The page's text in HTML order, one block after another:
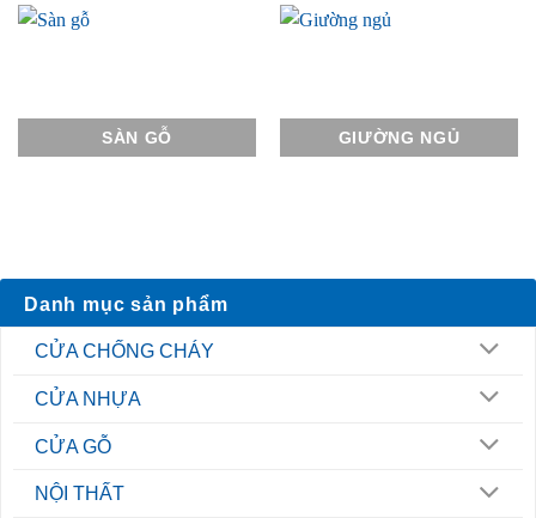
SÀN GỖ GIƯỜNG NGỦ
Danh mục sản phẩm
CỬA CHỐNG CHÁY
CỬA NHỰA
CỬA GỖ
NỘI THẤT